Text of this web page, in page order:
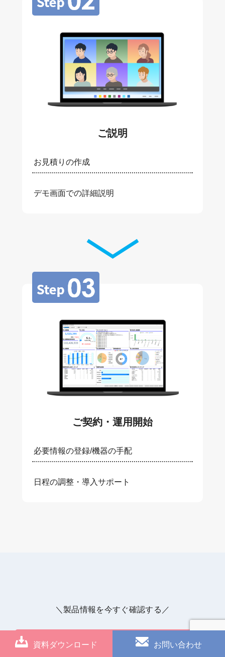
資料ダウンロード お問い合わせ
ご説明
お見積りの作成
デモ画面での詳細説明
ご契約・運用開始
必要情報の登録/機器の手配
日程の調整・導入サポート
＼製品情報を今すぐ確認する／
資料ダウンロード